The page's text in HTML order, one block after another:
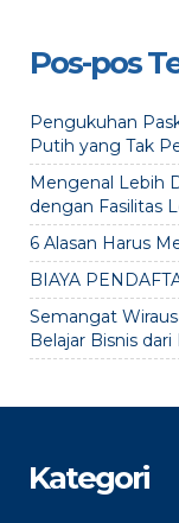
Pos-pos
Pengukuhan
Putih yang Tak
Mengenal Lebih
dengan Fasilitas
6 Alasan Harus
BIAYA
Semangat
Belajar Bisnis
Kategori